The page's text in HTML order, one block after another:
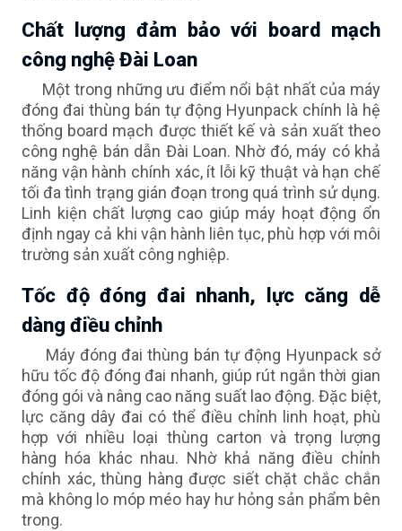
Chất lượng đảm bảo với board mạch
công nghệ Đài Loan
Một trong những ưu điểm nổi bật nhất của máy
đóng đai thùng bán tự động Hyunpack chính là hệ
thống board mạch được thiết kế và sản xuất theo
công nghệ bán dẫn Đài Loan. Nhờ đó, máy có khả
năng vận hành chính xác, ít lỗi kỹ thuật và hạn chế
tối đa tình trạng gián đoạn trong quá trình sử dụng.
Linh kiện chất lượng cao giúp máy hoạt động ổn
định ngay cả khi vận hành liên tục, phù hợp với môi
trường sản xuất công nghiệp.
Tốc độ đóng đai nhanh, lực căng dễ
dàng điều chỉnh
Máy đóng đai thùng bán tự động Hyunpack sở
hữu tốc độ đóng đai nhanh, giúp rút ngắn thời gian
đóng gói và nâng cao năng suất lao động. Đặc biệt,
lực căng dây đai có thể điều chỉnh linh hoạt, phù
hợp với nhiều loại thùng carton và trọng lượng
hàng hóa khác nhau. Nhờ khả năng điều chỉnh
chính xác, thùng hàng được siết chặt chắc chắn
mà không lo móp méo hay hư hỏng sản phẩm bên
trong.